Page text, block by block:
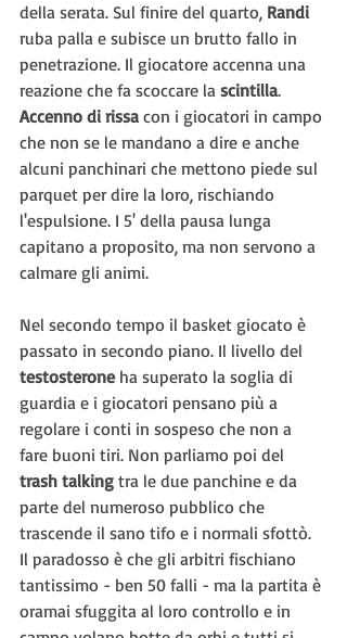
della serata. Sul finire del quarto, Randi
ruba palla e subisce un brutto fallo in
penetrazione. Il giocatore accenna una
reazione che fa scoccare la scintilla.
Accenno di rissa con i giocatori in campo
che non se le mandano a dire e anche
alcuni panchinari che mettono piede sul
parquet per dire la loro, rischiando
l'espulsione. I 5' della pausa lunga
capitano a proposito, ma non servono a
calmare gli animi.
Nel secondo tempo il basket giocato è
passato in secondo piano. Il livello del
testosterone ha superato la soglia di
guardia e i giocatori pensano più a
regolare i conti in sospeso che non a
fare buoni tiri. Non parliamo poi del
trash talking tra le due panchine e da
parte del numeroso pubblico che
trascende il sano tifo e i normali sfottò.
Il paradosso è che gli arbitri fischiano
tantissimo - ben 50 falli - ma la partita è
oramai sfuggita al loro controllo e in